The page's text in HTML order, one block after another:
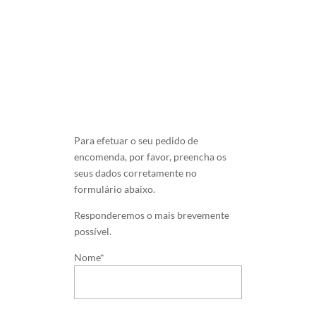
Para efetuar o seu pedido de
encomenda, por favor, preencha os
seus dados corretamente no
formulário abaixo.
Responderemos o mais brevemente
possível.
Nome*